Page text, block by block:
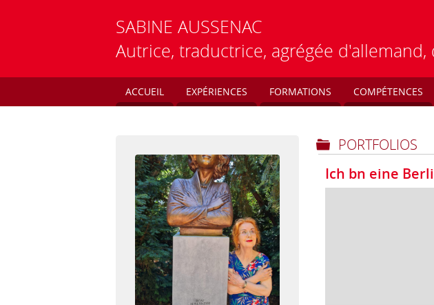
SABINE AUSSENAC
Autrice, traductrice, agrégée
ACCUEIL EXPÉRIENCES FORMATIONS COMPÉTENCES
PORTFOLIOS
Ich bn eine